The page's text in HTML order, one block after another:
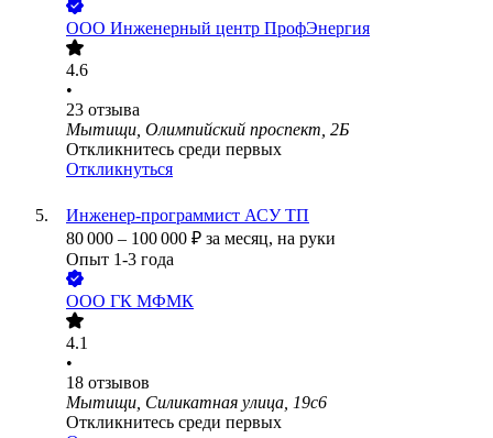
ООО Инженерный центр ПрофЭнергия
4.6
•
23 отзыва
Мытищи, Олимпийский проспект, 2Б
Откликнитесь среди первых
Откликнуться
Инженер-программист АСУ ТП
80 000 – 100 000 ₽ за месяц, на руки
Опыт 1-3 года
ООО ГК МФМК
4.1
•
18 отзывов
Мытищи, Силикатная улица, 19с6
Откликнитесь среди первых